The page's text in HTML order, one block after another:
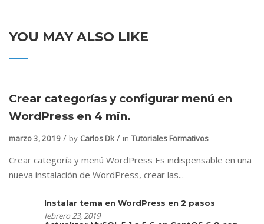
YOU MAY ALSO LIKE
Crear categorías y configurar menú en
WordPress en 4 min.
marzo 3, 2019 by Carlos Dk in Tutoriales Formativos
Crear categoría y menú WordPress Es indispensable en una
nueva instalación de WordPress, crear las...
Instalar tema en WordPress en 2 pasos
febrero 23, 2019